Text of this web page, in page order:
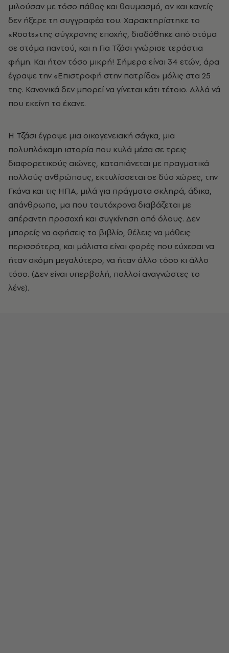
μιλούσαν με τόσο πάθος και θαυμασμό, αν και κανείς
δεν ήξερε τη συγγραφέα του. Χαρακτηρίστηκε το
«Roots»της σύγχρονης εποχής, διαδόθηκε από στόμα
σε στόμα παντού, και η Για Τζάσι γνώρισε τεράστια
φήμη. Και ήταν τόσο μικρή! Σήμερα είναι 34 ετών, άρα
έγραψε την «Επιστροφή στην πατρίδα» μόλις στα 25
της. Κανονικά δεν μπορεί να γίνεται κάτι τέτοιο. Αλλά νά
που εκείνη το έκανε.
Η Τζάσι έγραψε μια οικογενειακή σάγκα, μια
πολυπλόκαμη ιστορία που κυλά μέσα σε τρεις
διαφορετικούς αιώνες, καταπιάνεται με πραγματικά
πολλούς ανθρώπους, εκτυλίσσεται σε δύο χώρες, την
Γκάνα και τις ΗΠΑ, μιλά για πράγματα σκληρά, άδικα,
απάνθρωπα, μα που ταυτόχρονα διαβάζεται με
απέραντη προσοχή και συγκίνηση από όλους. Δεν
μπορείς να αφήσεις το βιβλίο, θέλεις να μάθεις
περισσότερα, και μάλιστα είναι φορές που εύχεσαι να
ήταν ακόμη μεγαλύτερο, να ήταν άλλο τόσο κι άλλο
τόσο. (Δεν είναι υπερβολή, πολλοί αναγνώστες το
λένε).